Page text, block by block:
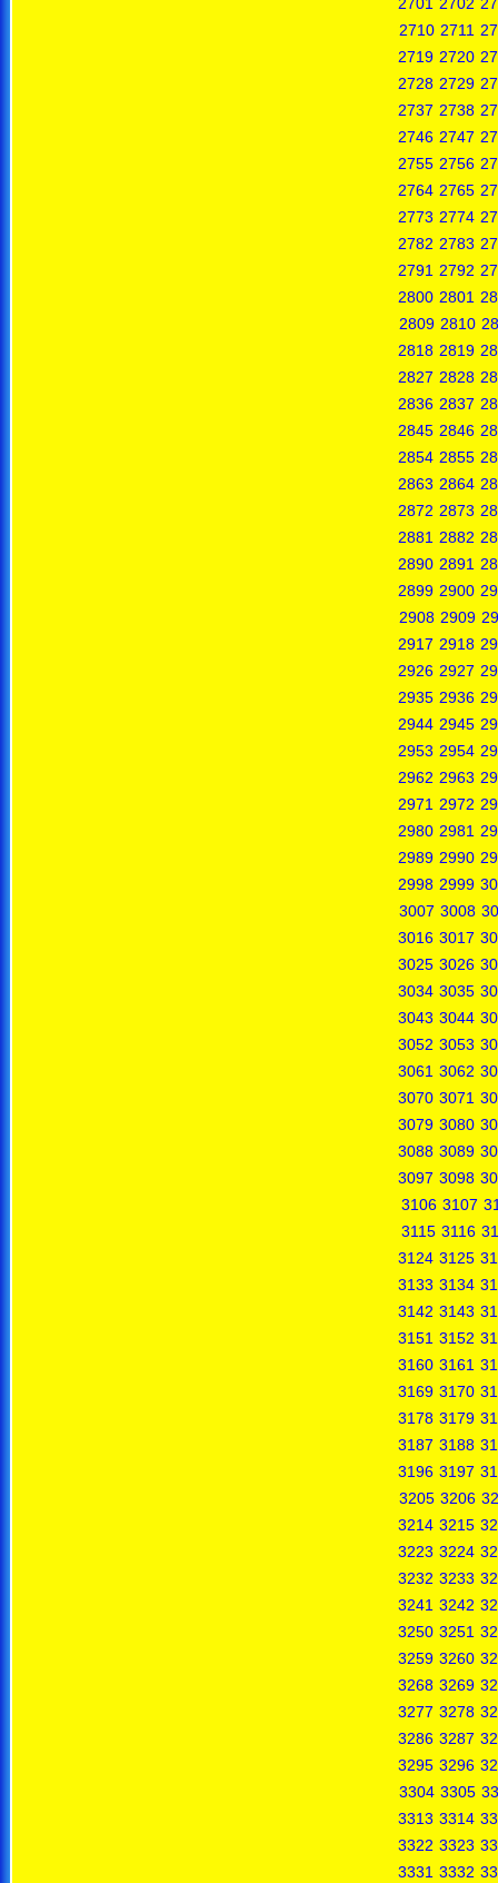
2710 2711
2719 2720
2728 2729
2737 2738
2746 2747
2755 2756
2764 2765
2773 2774
2782 2783
2791 2792
2800 2801
2809 2810
2818 2819
2827 2828
2836 2837
2845 2846
2854 2855
2863 2864
2872 2873
2881 2882
2890 2891
2899 2900
2908 2909
2917 2918
2926 2927
2935 2936
2944 2945
2953 2954
2962 2963
2971 2972
2980 2981
2989 2990
2998 2999
3007 3008
3016 3017
3025 3026
3034 3035
3043 3044
3052 3053
3061 3062
3070 3071
3079 3080
3088 3089
3097 3098
3106 3107
3115 3116
3124 3125
3133 3134
3142 3143
3151 3152
3160 3161
3169 3170
3178 3179
3187 3188
3196 3197
3205 3206
3214 3215
3223 3224
3232 3233
3241 3242
3250 3251
3259 3260
3268 3269
3277 3278
3286 3287
3295 3296
3304 3305
3313 3314
3322 3323
3331 3332